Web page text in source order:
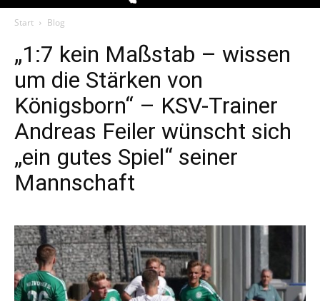
Start Blog
„1:7 kein Maßstab – wissen
um die Stärken von
Königsborn“ – KSV-Trainer
Andreas Feiler wünscht sich
„ein gutes Spiel“ seiner
Mannschaft